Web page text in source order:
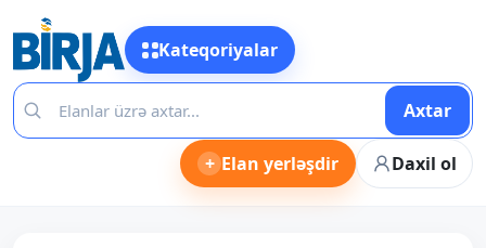
Kateqoriyalar
Axtar
+ Elan yerləşdir Daxil ol